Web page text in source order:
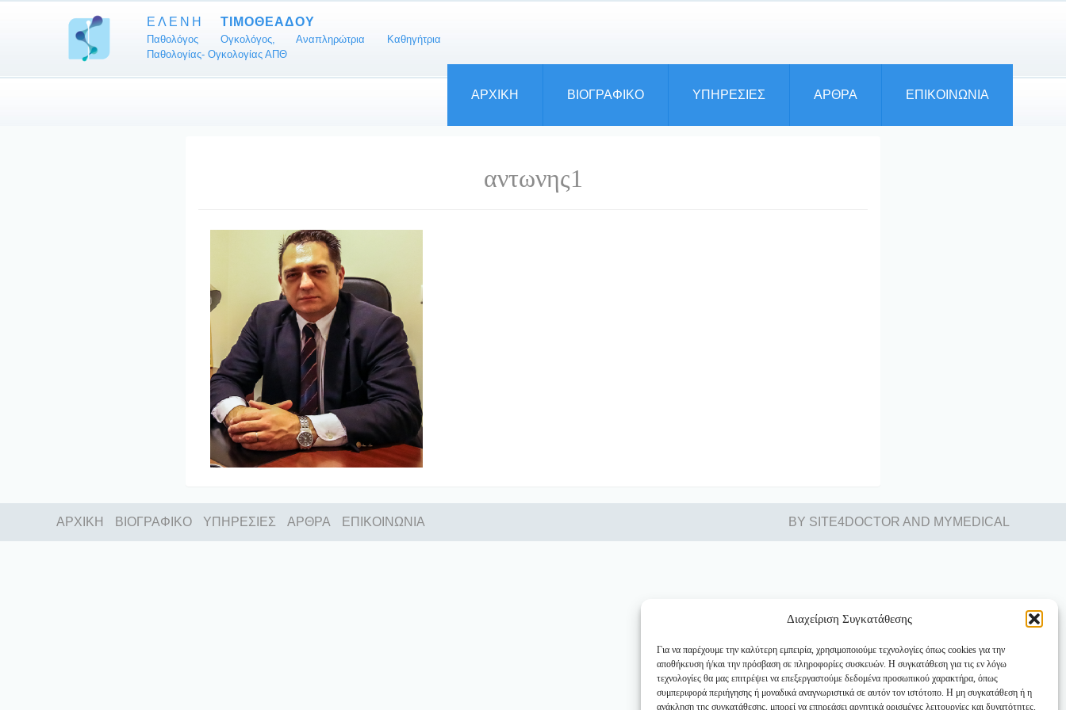
Διαχείριση Συγκατάθεσης
Για να παρέχουμε την καλύτερη εμπειρία, χρησιμοποιούμε τεχνολογίες όπως cookies για την
αποθήκευση ή/και την πρόσβαση σε πληροφορίες συσκευών. Η συγκατάθεση για τις εν λόγω
τεχνολογίες θα μας επιτρέψει να επεξεργαστούμε δεδομένα προσωπικού χαρακτήρα, όπως
συμπεριφορά περιήγησης ή μοναδικά αναγνωριστικά σε αυτόν τον ιστότοπο. Η μη συγκατάθεση ή η
ανάκληση της συγκατάθεσης, μπορεί να επηρεάσει αρνητικά ορισμένες λειτουργίες και δυνατότητες.
ΕΛΕΝΗ ΤΙΜΟΘΕΑΔΟΥ
Παθολόγος Ογκολόγος, Αναπληρώτρια Καθηγήτρια
Παθολογίας- Ογκολογίας ΑΠΘ
ΑΡΧΙΚΗ ΒΙΟΓΡΑΦΙΚΟ ΥΠΗΡΕΣΙΕΣ ΑΡΘΡΑ ΕΠΙΚΟΙΝΩΝΙΑ
αντωνης1
ΑΡΧΙΚΗ ΒΙΟΓΡΑΦΙΚΟ ΥΠΗΡΕΣΙΕΣ ΑΡΘΡΑ ΕΠΙΚΟΙΝΩΝΙΑ BY SITE4DOCTOR AND MYMEDICAL